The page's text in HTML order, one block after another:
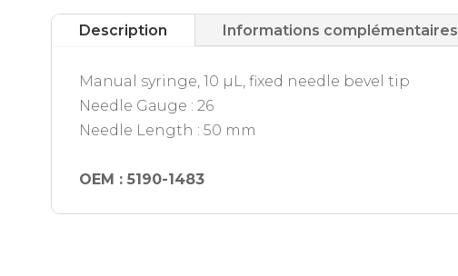
Description Informations complémentaires
Manual syringe, 10 µL, fixed needle bevel tip
Needle Gauge : 26
Needle Length : 50 mm
OEM : 5190-1483